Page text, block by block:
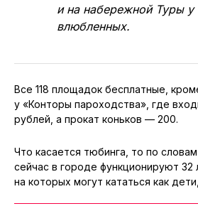
и на набережной Туры у
влюбленных.
Все 118 площадок бесплатные,
у «Конторы пароходства», где
рублей, а прокат коньков — 200.
Что касается тюбинга, то по
сейчас в городе функционируют 32
на которых могут кататься как